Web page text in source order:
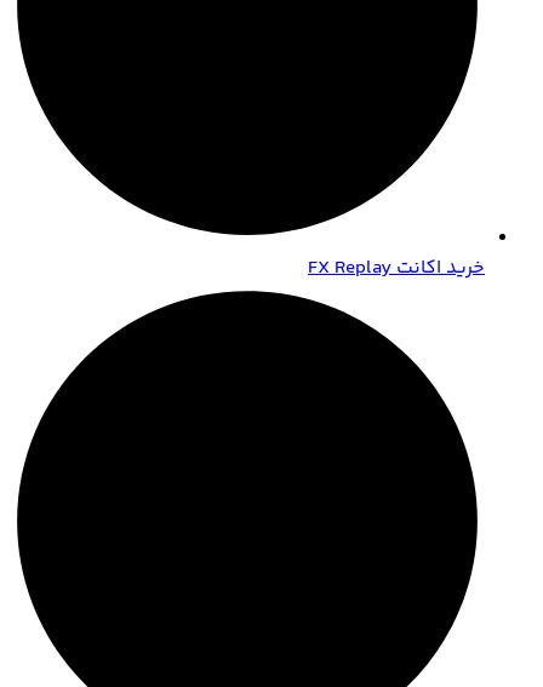
خرید اکانت FX Replay